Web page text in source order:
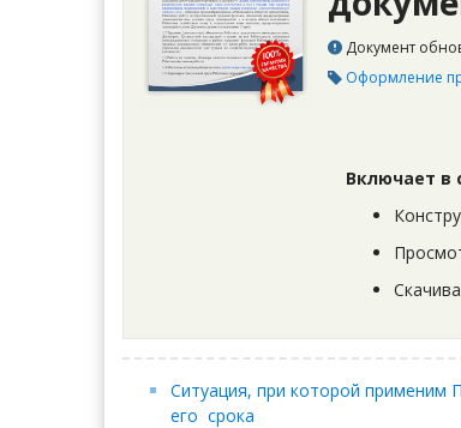
Документ
Оформление
Включает в
Ситуация, при которой применим
его срока